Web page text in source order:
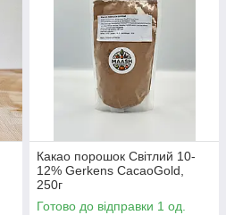
Какао порошок Світлий 10-
12% Gerkens CacaoGold,
250г
Готово до відправки 1 од.